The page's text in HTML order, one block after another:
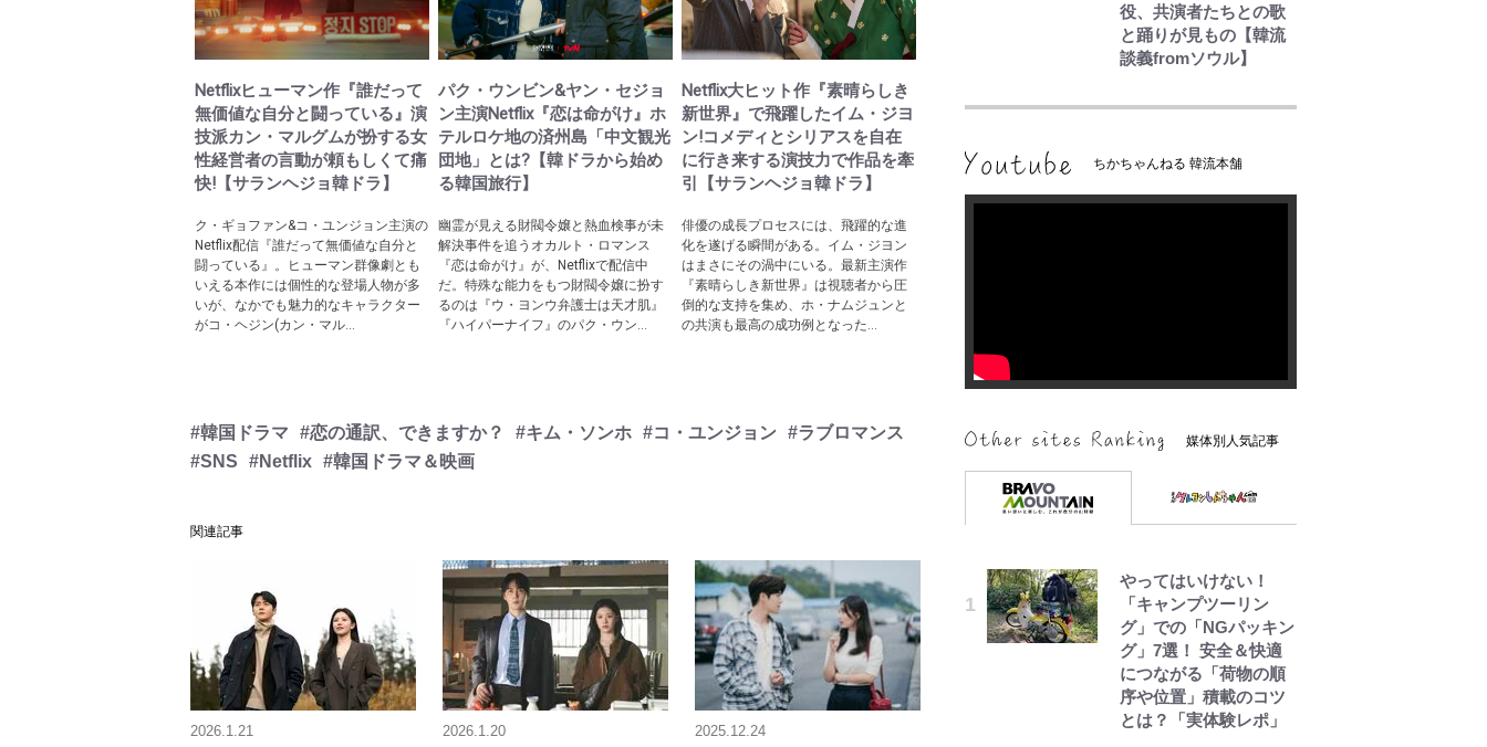
Netflixヒューマン作『誰だって
無価値な自分と闘っている』演
技派カン・マルグムが扮する女
性経営者の言動が頼もしくて痛
快!【サランヘジョ韓ドラ】
ク・ギョファン&コ・ユンジョン主演の
Netflix配信『誰だって無価値な自分と
闘っている』。ヒューマン群像劇とも
いえる本作には個性的な登場人物が多
いが、なかでも魅力的なキャラクター
がコ・ヘジン(カン・マル...
パク・ウンビン&ヤン・セジョ
ン主演Netflix『恋は命がけ』ホ
テルロケ地の済州島「中文観光
団地」とは?【韓ドラから始め
る韓国旅行】
幽霊が見える財閥令嬢と熱血検事が未
解決事件を追うオカルト・ロマンス
『恋は命がけ』が、Netflixで配信中
だ。特殊な能力をもつ財閥令嬢に扮す
るのは『ウ・ヨンウ弁護士は天才肌』
『ハイパーナイフ』のパク・ウン...
Netflix大ヒット作『素晴らしき
新世界』で飛躍したイム・ジヨ
ン!コメディとシリアスを自在
に行き来する演技力で作品を牽
引【サランヘジョ韓ドラ】
俳優の成長プロセスには、飛躍的な進
化を遂げる瞬間がある。イム・ジヨン
はまさにその渦中にいる。最新主演作
『素晴らしき新世界』は視聴者から圧
倒的な支持を集め、ホ・ナムジュンと
の共演も最高の成功例となった...
#韓国ドラマ #恋の通訳、できますか？ #キム・ソンホ #コ・ユンジョン #ラブロマンス
#SNS
#Netflix #韓国ドラマ＆映画
関連記事
2026.1.21 2026.1.20 2025.12.24
役、共演者たちとの歌
と踊りが見もの【韓流
談義fromソウル】
ちかちゃんねる 韓流本舗
媒体別人気記事
やってはいけない！
「キャンプツーリン
グ」での「NGパッキン
グ」7選！ 安全＆快適
につながる「荷物の順
序や位置」積載のコツ
とは？「実体験レポ」